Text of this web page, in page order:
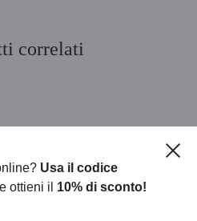
correlati
CAPPELLO STREGA TESSUTO
Usa il codice
e ottieni il 10% di sconto!